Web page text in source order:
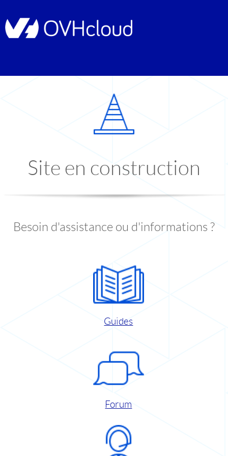
Site en construction
Besoin d'assistance ou d'informations ?
Guides
Forum